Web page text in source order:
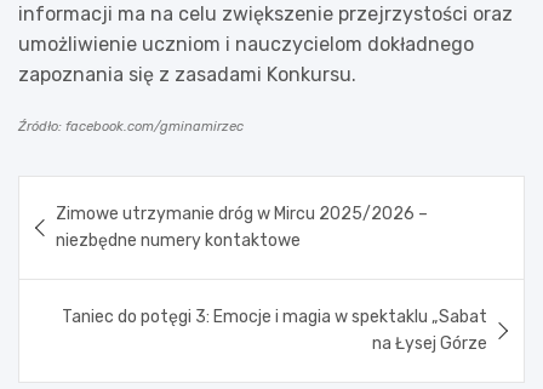
informacji ma na celu zwiększenie przejrzystości oraz
umożliwienie uczniom i nauczycielom dokładnego
zapoznania się z zasadami Konkursu.
Źródło: facebook.com/gminamirzec
wpisu
Zimowe utrzymanie dróg w Mircu 2025/2026 –
niezbędne numery kontaktowe
Taniec do potęgi 3: Emocje i magia w spektaklu „Sabat
na Łysej Górze